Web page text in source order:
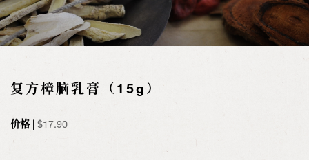
复方樟脑乳膏（15g）
价格 | $17.90